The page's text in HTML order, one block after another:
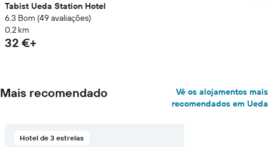
Tabist Ueda Station Hotel
6.3 Bom (49 avaliações)
0,2 km
32 €+
Mais recomendado
Vê os alojamentos mais
recomendados em Ueda
Hotel de 3 estrelas